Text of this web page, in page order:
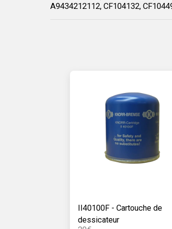
A9434212112, CF104132,
II40100F - Cartouche de
dessicateur